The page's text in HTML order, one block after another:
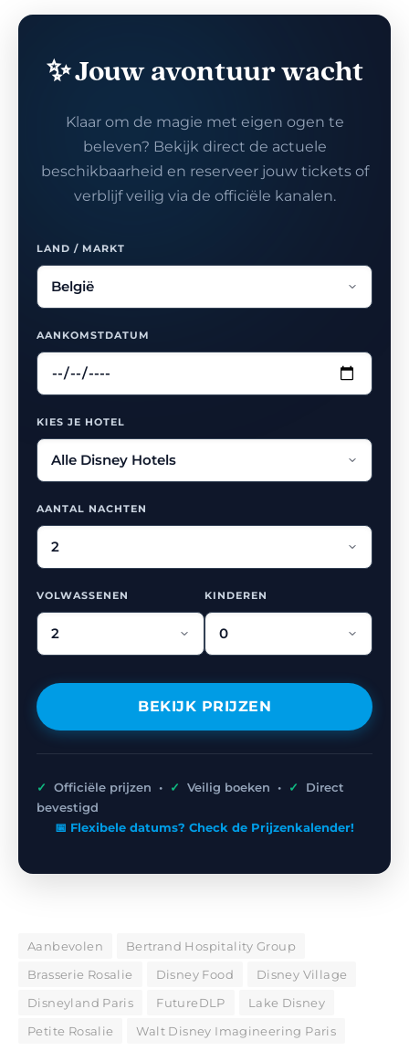
✨ Jouw avontuur wacht
Klaar om de magie met eigen ogen te
beleven? Bekijk direct de actuele
beschikbaarheid en reserveer jouw tickets of
verblijf veilig via de officiële kanalen.
LAND / MARKT
AANKOMSTDATUM
KIES JE HOTEL
AANTAL NACHTEN
VOLWASSENEN KINDEREN
BEKIJK PRIJZEN
✓ Officiële prijzen • ✓ Veilig boeken • ✓
Direct
bevestigd
📅 Flexibele datums? Check de Prijzenkalender!
Aanbevolen
Bertrand Hospitality Group
Brasserie Rosalie
Disney Food
Disney Village
Disneyland Paris
FutureDLP
Lake Disney
Petite Rosalie
Walt Disney Imagineering Paris